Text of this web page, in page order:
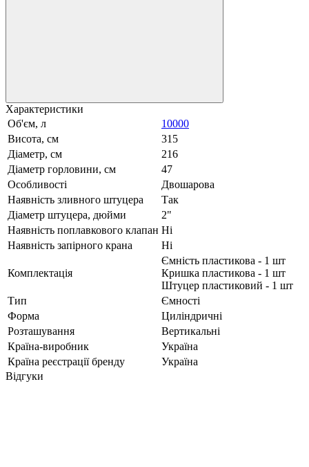
Характеристики
Об'єм, л
10000
Висота, см
315
Діаметр, см
216
Діаметр горловини, см
47
Особливості
Двошарова
Наявність зливного штуцера
Так
Діаметр штуцера, дюйми
2"
Наявність поплавкового клапан Ні
Наявність запірного крана
Ні
Комплектація
Ємність пластикова - 1 шт
Кришка пластикова - 1 шт
Штуцер пластиковий - 1 шт
Тип
Ємності
Форма
Циліндричні
Розташування
Вертикальні
Країна-виробник
Україна
Країна реєстрації бренду
Україна
Відгуки